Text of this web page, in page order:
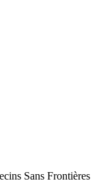
Sans Frontières